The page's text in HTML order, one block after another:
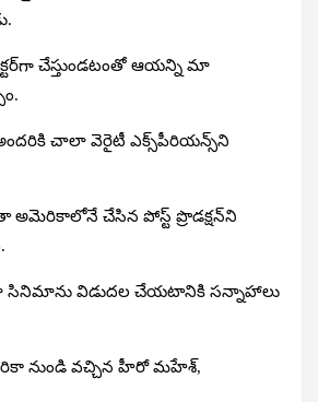
చేస్తుండటంతో ఆయన్ని మా
చాలా వెరైటీ ఎక్స్‌పీరియన్స్‌ని
చేసిన పోస్ట్‌ ప్రొడక్షన్‌ని
సినిమాను విడుదల చేయటానికి సన్నాహాలు
నుండి వచ్చిన హీరో మహేశ్,